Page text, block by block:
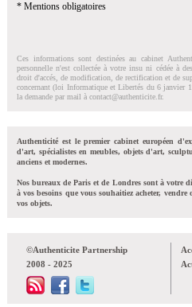
* Mentions obligatoires
Ces informations sont destinées au cabinet
personnelle n'est collectée à votre insu ni cédée à
droit d'accés, de modification, de rectification et de
concernant (loi Informatique et Libertés du 6 janvier
la demande par mail à contact@authenticite.fr.
Authenticité est le premier cabinet européen
d'art, spécialistes en meubles, objets d'art,
anciens et modernes.
Nos bureaux de Paris et de Londres sont à votre
à vos besoins que vous souhaitiez acheter,
vos objets.
©Authenticite Partnership
2008 - 2025